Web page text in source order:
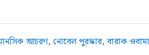
মানসিক আচরণ,নোবেল পুরস্কার,বারাক ওবামা